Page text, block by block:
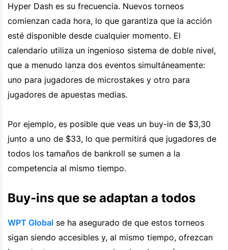
Hyper Dash es su frecuencia. Nuevos torneos
comienzan cada hora, lo que garantiza que la acción
esté disponible desde cualquier momento. El
calendario utiliza un ingenioso sistema de doble nivel,
que a menudo lanza dos eventos simultáneamente:
uno para jugadores de microstakes y otro para
jugadores de apuestas medias.
Por ejemplo, es posible que veas un buy-in de $3,30
junto a uno de $33, lo que permitirá que jugadores de
todos los tamaños de bankroll se sumen a la
competencia al mismo tiempo.
Buy-ins que se adaptan a todos
WPT Global se ha asegurado de que estos torneos
sigan siendo accesibles y, al mismo tiempo, ofrezcan